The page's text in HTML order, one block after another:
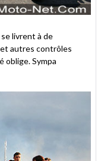
livrent à de
autres contrôles
oblige. Sympa